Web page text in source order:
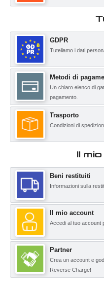
GDPR
Tuteliamo i dati
Metodi di
Un chiaro elenco di
pagamento.
Trasporto
Condizioni di
Il
Beni restituiti
Informazioni sulla
Il mio account
Accedi al tuo account
Partner
Crea un account e
Reverse Charge!